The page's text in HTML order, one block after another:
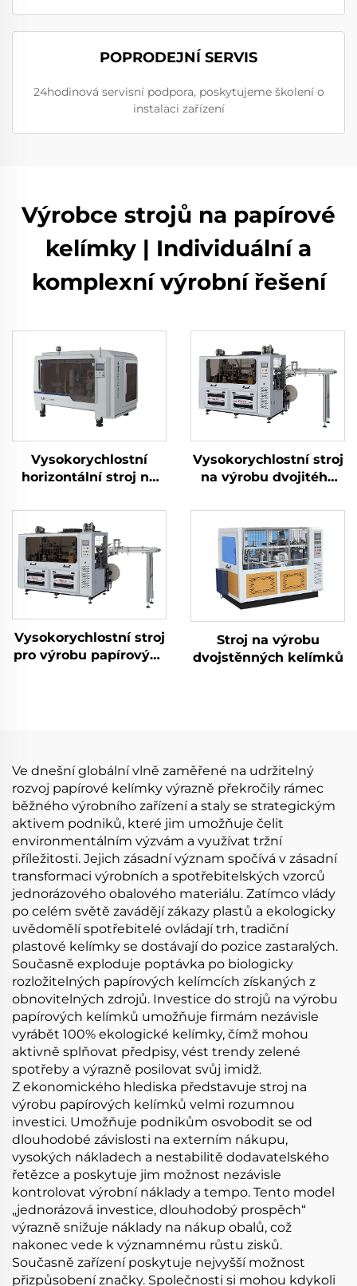
POPRODEJNÍ SERVIS
24hodinová servisní podpora, poskytujeme školení o
instalaci zařízení
Výrobce strojů na papírové
kelímky | Individuální a
komplexní výrobní řešení
Vysokorychlostní
horizontální stroj na
Vysokorychlostní stroj
na výrobu dvojitého
Vysokorychlostní stroj
pro výrobu papírových
Stroj na výrobu
dvojstěnných kelímků
Ve dnešní globální vlně zaměřené na udržitelný
rozvoj papírové kelímky výrazně překročily rámec
běžného výrobního zařízení a staly se strategickým
aktivem podniků, které jim umožňuje čelit
environmentálním výzvám a využívat tržní
příležitosti. Jejich zásadní význam spočívá v zásadní
transformaci výrobních a spotřebitelských vzorců
jednorázového obalového materiálu. Zatímco vlády
po celém světě zavádějí zákazy plastů a ekologicky
uvědomělí spotřebitelé ovládají trh, tradiční
plastové kelímky se dostávají do pozice zastaralých.
Současně exploduje poptávka po biologicky
rozložitelných papírových kelímcích získaných z
obnovitelných zdrojů. Investice do strojů na výrobu
papírových kelímků umožňuje firmám nezávisle
vyrábět 100% ekologické kelímky, čímž mohou
aktivně splňovat předpisy, vést trendy zelené
spotřeby a výrazně posilovat svůj imidž.
Z ekonomického hlediska představuje stroj na
výrobu papírových kelímků velmi rozumnou
investici. Umožňuje podnikům osvobodit se od
dlouhodobé závislosti na externím nákupu,
vysokých nákladech a nestabilitě dodavatelského
řetězce a poskytuje jim možnost nezávisle
kontrolovat výrobní náklady a tempo. Tento model
„jednorázová investice, dlouhodobý prospěch“
výrazně snižuje náklady na nákup obalů, což
nakonec vede k významnému růstu zisků.
Současně zařízení poskytuje nejvyšší možnost
přizpůsobení značky. Společnosti si mohou kdykoli